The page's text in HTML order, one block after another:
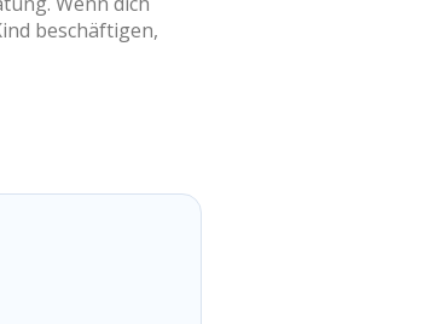
beschäftigen,